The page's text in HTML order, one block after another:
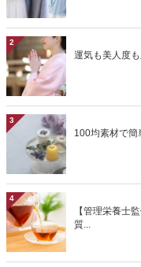
2
運気も美人度
3
100均素材で簡
4
【管理栄養士
質...